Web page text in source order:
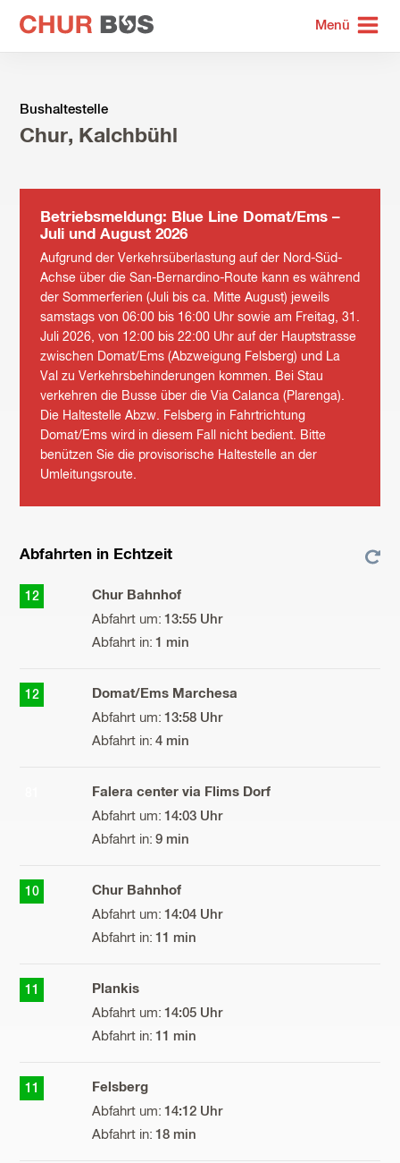
zur
Startseite
Menü
Bushaltestelle
Chur, Kalchbühl
Betriebsmeldung: Blue Line Domat/Ems –
Juli und August 2026
Aufgrund der Verkehrsüberlastung auf der Nord-Süd-
Achse über die San-Bernardino-Route kann es während
der Sommerferien (Juli bis ca. Mitte August) jeweils
samstags von 06:00 bis 16:00 Uhr sowie am Freitag, 31.
Juli 2026, von 12:00 bis 22:00 Uhr auf der Hauptstrasse
zwischen Domat/Ems (Abzweigung Felsberg) und La
Val zu Verkehrsbehinderungen kommen. Bei Stau
verkehren die Busse über die Via Calanca (Plarenga).
Die Haltestelle Abzw. Felsberg in Fahrtrichtung
Domat/Ems wird in diesem Fall nicht bedient. Bitte
benützen Sie die provisorische Haltestelle an der
Umleitungsroute.
Abfahrten in Echtzeit
12
Chur Bahnhof
13:55 Uhr
1 min
12
Domat/Ems Marchesa
13:58 Uhr
4 min
Falera center via Flims Dorf
14:03 Uhr
9 min
10
Chur Bahnhof
14:04 Uhr
11 min
11
Plankis
14:05 Uhr
11 min
11
Felsberg
14:12 Uhr
18 min